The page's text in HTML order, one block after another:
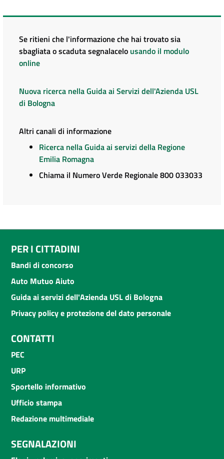
Se ritieni che l'informazione che hai trovato sia
sbagliata o scaduta segnalacelo usando il modulo
online
Nuova ricerca nella Guida ai Servizi dell'Azienda USL
di Bologna
Altri canali di informazione
Ricerca nella Guida ai servizi della Regione
Emilia Romagna
Chiama il Numero Verde Regionale 800 033033
PER I CITTADINI
Bandi di concorso
Auto Mutuo Aiuto
Guida ai servizi dell'Azienda USL di Bologna
Privacy policy e protezione del dato personale
CONTATTI
PEC
URP
Sportello informativo
Ufficio stampa
Redazione multimediale
SEGNALAZIONI